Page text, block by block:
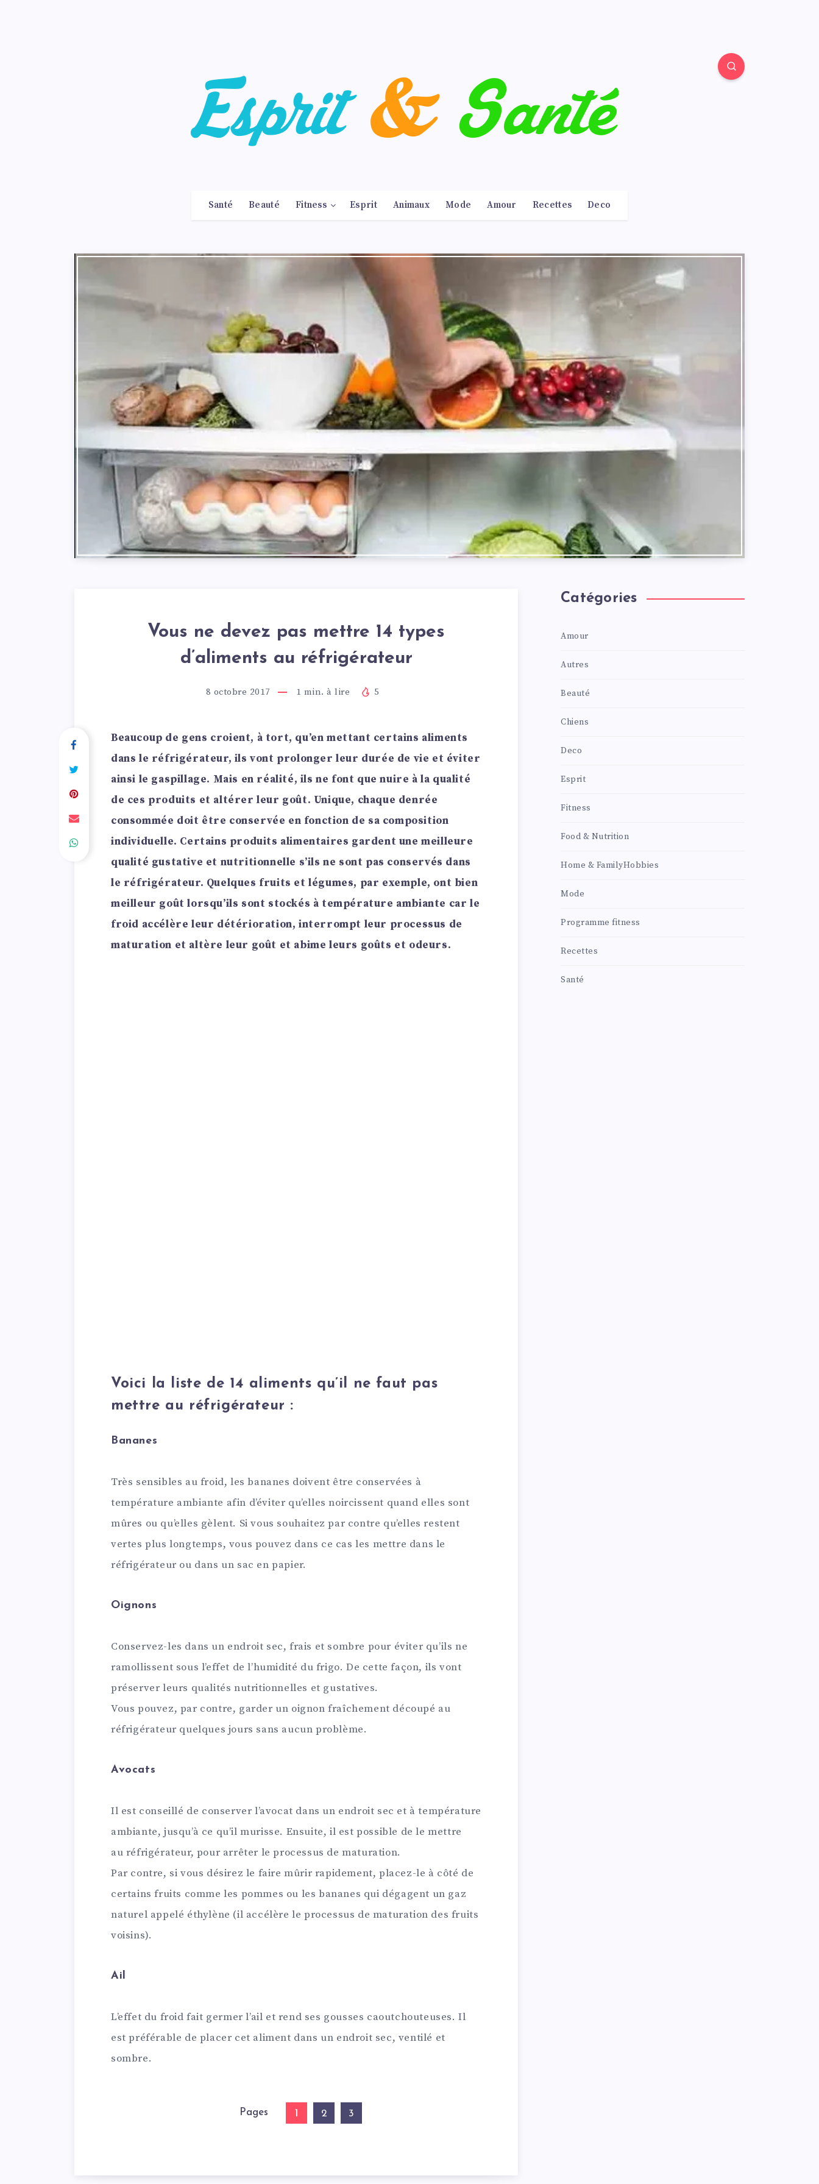
Santé Beauté Fitness Esprit Animaux Mode Amour Recettes Deco
Vous ne devez pas mettre 14 types
d’aliments au réfrigérateur
8 octobre 2017 1 min. à lire 5
Beaucoup de gens croient, à tort, qu’en mettant certains aliments
dans le réfrigérateur, ils vont prolonger leur durée de vie et éviter
ainsi le gaspillage. Mais en réalité, ils ne font que nuire à la qualité
de ces produits et altérer leur goût. Unique, chaque denrée
consommée doit être conservée en fonction de sa composition
individuelle. Certains produits alimentaires gardent une meilleure
qualité gustative et nutritionnelle s’ils ne sont pas conservés dans
le réfrigérateur. Quelques fruits et légumes, par exemple, ont bien
meilleur goût lorsqu’ils sont stockés à température ambiante car le
froid accélère leur détérioration, interrompt leur processus de
maturation et altère leur goût et abime leurs goûts et odeurs.
Voici la liste de 14 aliments qu’il ne faut pas
mettre au réfrigérateur :
Bananes
Très sensibles au froid, les bananes doivent être conservées à
température ambiante afin d’éviter qu’elles noircissent quand elles sont
mûres ou qu’elles gèlent. Si vous souhaitez par contre qu’elles restent
vertes plus longtemps, vous pouvez dans ce cas les mettre dans le
réfrigérateur ou dans un sac en papier.
Oignons
Conservez-les dans un endroit sec, frais et sombre pour éviter qu’ils ne
ramollissent sous l’effet de l’humidité du frigo. De cette façon, ils vont
préserver leurs qualités nutritionnelles et gustatives.
Vous pouvez, par contre, garder un oignon fraîchement découpé au
réfrigérateur quelques jours sans aucun problème.
Avocats
Il est conseillé de conserver l’avocat dans un endroit sec et à température
ambiante, jusqu’à ce qu’il murisse. Ensuite, il est possible de le mettre
au réfrigérateur, pour arrêter le processus de maturation.
Par contre, si vous désirez le faire mûrir rapidement, placez-le à côté de
certains fruits comme les pommes ou les bananes qui dégagent un gaz
naturel appelé éthylène (il accélère le processus de maturation des fruits
voisins).
Ail
L’effet du froid fait germer l’ail et rend ses gousses caoutchouteuses. Il
est préférable de placer cet aliment dans un endroit sec, ventilé et
sombre.
Pages 1 2 3
Catégories
Amour
Autres
Beauté
Chiens
Deco
Esprit
Fitness
Food & Nutrition
Home & FamilyHobbies
Mode
Programme fitness
Recettes
Santé